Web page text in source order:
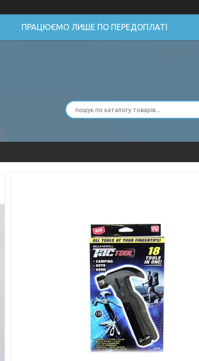
ПРАЦЮЄМО ЛИШЕ ПО ПЕРЕДОПЛАТІ